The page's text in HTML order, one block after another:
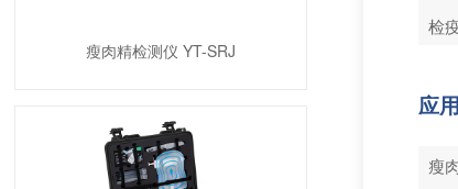
瘦肉精检测仪 YT-SRJ
检
应
瘦